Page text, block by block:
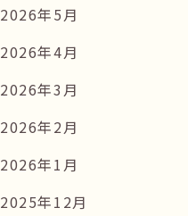
2026年5月
2026年4月
2026年3月
2026年2月
2026年1月
2025年12月